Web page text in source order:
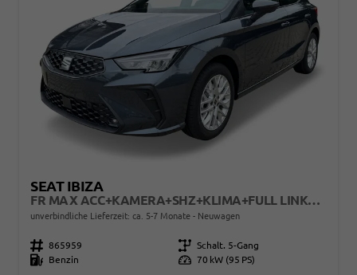
SEAT IBIZA
FR MAX ACC+KAMERA+SHZ+KLIMA+FULL LINK+PDC+LED+16" ALU+KESSY
unverbindliche Lieferzeit: ca. 5-7 Monate Neuwagen
Fahrzeugnr. 865959 Getriebe Schalt. 5-Gang
Kraftstoff
Benzin Leistung 70 kW (95 PS)